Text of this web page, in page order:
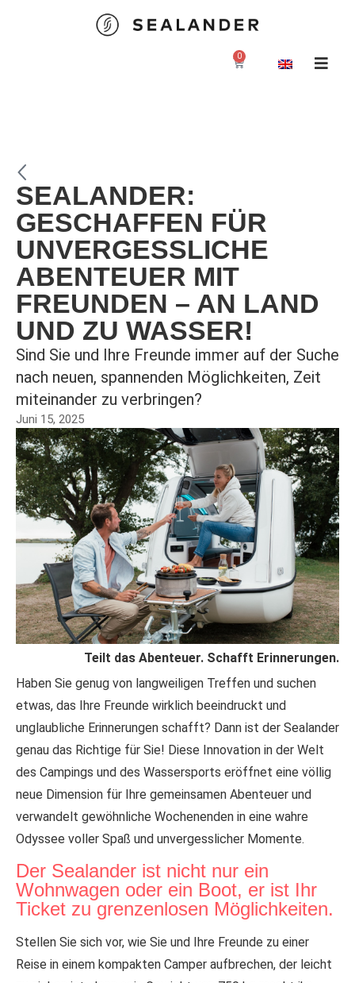
0
Kontakt
Blog
Shop
SEALANDER:
GESCHAFFEN FÜR
UNVERGESSLICHE
ABENTEUER MIT
FREUNDEN – AN LAND
UND ZU WASSER!
Sind Sie und Ihre Freunde immer auf der Suche
nach neuen, spannenden Möglichkeiten, Zeit
miteinander zu verbringen?
Juni 15, 2025
Teilt das Abenteuer. Schafft Erinnerungen.
Haben Sie genug von langweiligen Treffen und suchen
etwas, das Ihre Freunde wirklich beeindruckt und
unglaubliche Erinnerungen schafft? Dann ist der Sealander
genau das Richtige für Sie! Diese Innovation in der Welt
des Campings und des Wassersports eröffnet eine völlig
neue Dimension für Ihre gemeinsamen Abenteuer und
verwandelt gewöhnliche Wochenenden in eine wahre
Odyssee voller Spaß und unvergesslicher Momente.
Der Sealander ist nicht nur ein
Wohnwagen oder ein Boot, er ist Ihr
Ticket zu grenzenlosen Möglichkeiten.
Stellen Sie sich vor, wie Sie und Ihre Freunde zu einer
Reise in einem kompakten Camper aufbrechen, der leicht